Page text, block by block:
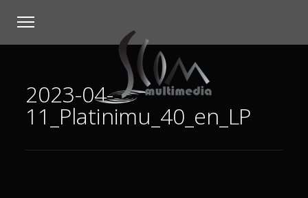
2023-04-
11_Platinimu_40_en_LP